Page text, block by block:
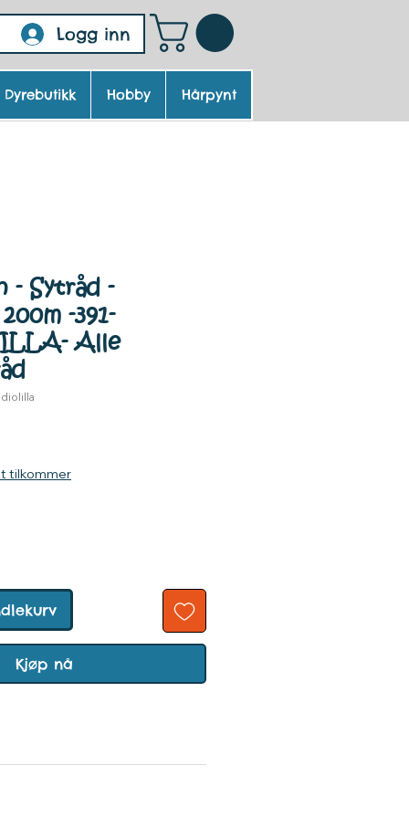
Logg inn
- Sytråd -
-391-
Alle
tilkommer
Kjøp nå
Dyrebutikk Hobby Hårpynt